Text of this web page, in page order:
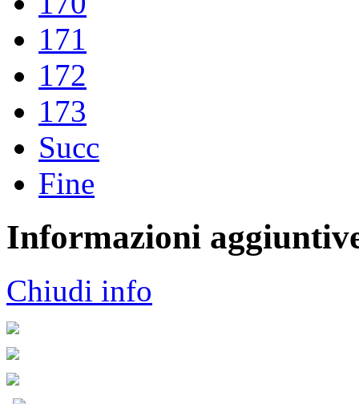
171
172
173
Succ
Fine
Informazioni
Chiudi info